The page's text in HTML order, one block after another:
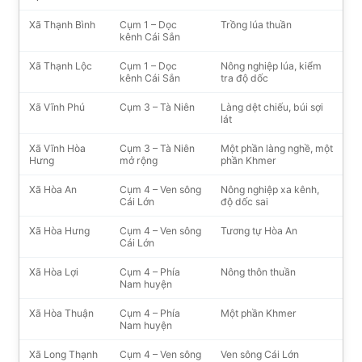
Xã Thạnh Bình
Cụm 1 – Dọc
kênh Cái Sắn
Trồng lúa thuần
Xã Thạnh Lộc
Cụm 1 – Dọc
kênh Cái Sắn
Nông nghiệp lúa, kiểm
tra độ dốc
Xã Vĩnh Phú Cụm 3 – Tà Niên
Làng dệt chiếu, búi sợi
lát
Xã Vĩnh Hòa
Hưng
Cụm 3 – Tà Niên
mở rộng
Một phần làng nghề, một
phần Khmer
Xã Hòa An
Cụm 4 – Ven sông
Cái Lớn
Nông nghiệp xa kênh,
độ dốc sai
Xã Hòa Hưng
Cụm 4 – Ven sông
Cái Lớn
Tương tự Hòa An
Xã Hòa Lợi
Cụm 4 – Phía
Nam huyện
Nông thôn thuần
Xã Hòa Thuận
Cụm 4 – Phía
Nam huyện
Một phần Khmer
Xã Long Thạnh Cụm 4 – Ven sông Ven sông Cái Lớn